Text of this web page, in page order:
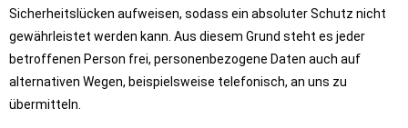
Sicherheitslücken aufweisen, sodass ein absoluter Schutz nicht
gewährleistet werden kann. Aus diesem Grund steht es jeder
betroffenen Person frei, personenbezogene Daten auch auf
alternativen Wegen, beispielsweise telefonisch, an uns zu
übermitteln.